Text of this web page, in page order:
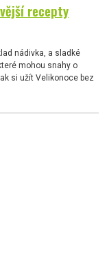
recepty
nádivka, a sladké
mohou snahy o
si užít Velikonoce bez